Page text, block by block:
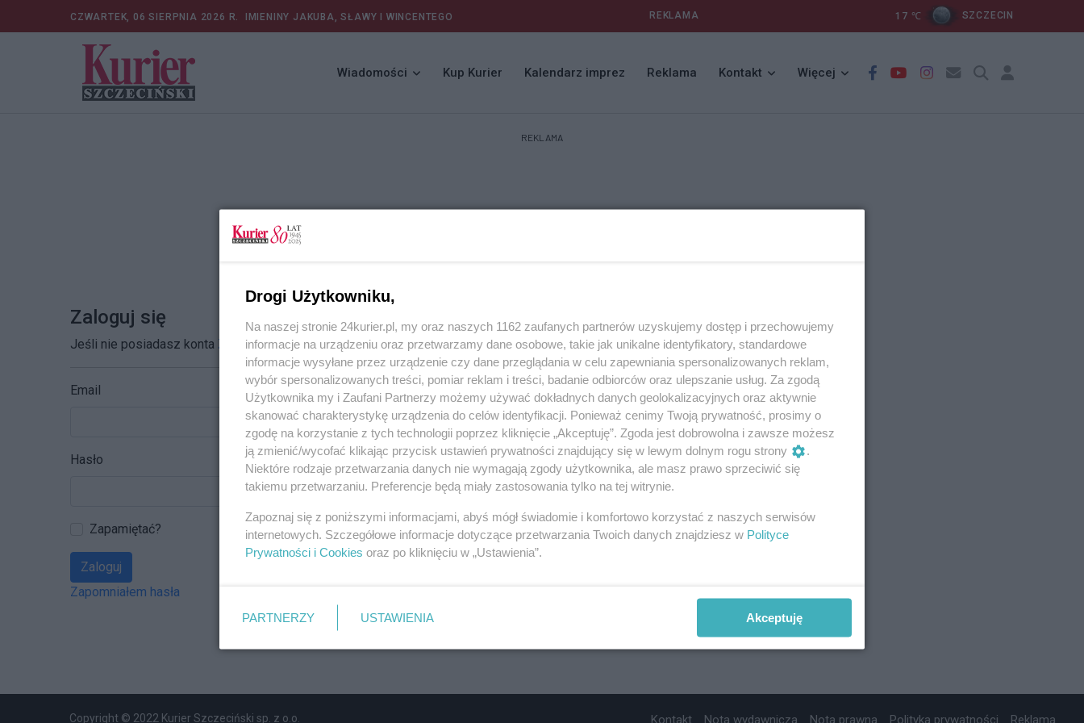
CZWARTEK, 06 SIERPNIA 2026 R. IMIENINY JAKUBA, SŁAWY I WINCENTEGO REKLAMA 17 ℃ SZCZECIN
Wiadomości Kup Kurier Kalendarz imprez Reklama Kontakt Więcej
REKLAMA
Zaloguj się
Jeśli nie posiadasz konta Zarejestruj się
Email
Hasło
Zapamiętać?
Zaloguj
Zapomniałem hasła
Copyright © 2022 Kurier Szczeciński sp. z o.o. Kontakt Nota wydawnicza Nota prawna Polityka prywatności Reklama
Drogi Użytkowniku,
Na naszej stronie 24kurier.pl, my oraz naszych 1162 zaufanych partnerów uzyskujemy dostęp i przechowujemy
informacje na urządzeniu oraz przetwarzamy dane osobowe, takie jak unikalne identyfikatory, standardowe
informacje wysyłane przez urządzenie czy dane przeglądania w celu zapewniania spersonalizowanych reklam,
wybór spersonalizowanych treści, pomiar reklam i treści, badanie odbiorców oraz ulepszanie usług. Za zgodą
Użytkownika my i Zaufani Partnerzy możemy używać dokładnych danych geolokalizacyjnych oraz aktywnie
skanować charakterystykę urządzenia do celów identyfikacji. Ponieważ cenimy Twoją prywatność, prosimy o
zgodę na korzystanie z tych technologii poprzez kliknięcie „Akceptuję”. Zgoda jest dobrowolna i zawsze możesz
ją zmienić/wycofać klikając przycisk ustawień prywatności znajdujący się w lewym dolnym rogu strony
.
Niektóre rodzaje przetwarzania danych nie wymagają zgody użytkownika, ale masz prawo sprzeciwić się
takiemu przetwarzaniu. Preferencje będą miały zastosowania tylko na tej witrynie.
Zapoznaj się z poniższymi informacjami, abyś mógł świadomie i komfortowo korzystać z naszych serwisów
internetowych. Szczegółowe informacje dotyczące przetwarzania Twoich danych znajdziesz w Polityce
Prywatności i Cookies oraz po kliknięciu w „Ustawienia”.
PARTNERZY USTAWIENIA Akceptuję